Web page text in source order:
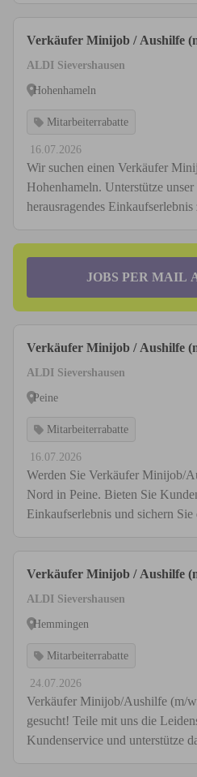
Verkäufer Minijob / Aushilfe
ALDI Sievershausen
Hohenhameln
Mitarbeiterrabatte
16.07.2026
Wir suchen einen Verkäufer
Hohenhameln. Unterstütze unser
herausragendes
JOBS PER MAIL
Verkäufer Minijob / Aushilfe
ALDI Sievershausen
Peine
Mitarbeiterrabatte
16.07.2026
Werden Sie Verkäufer Minijob/
Nord in Peine. Bieten Sie
Einkaufserlebnis und sichern
Verkäufer Minijob / Aushilfe
ALDI Sievershausen
Hemmingen
Mitarbeiterrabatte
24.07.2026
Verkäufer Minijob/Aushilfe (m/
gesucht! Teile mit uns die
Kundenservice und unterstütze